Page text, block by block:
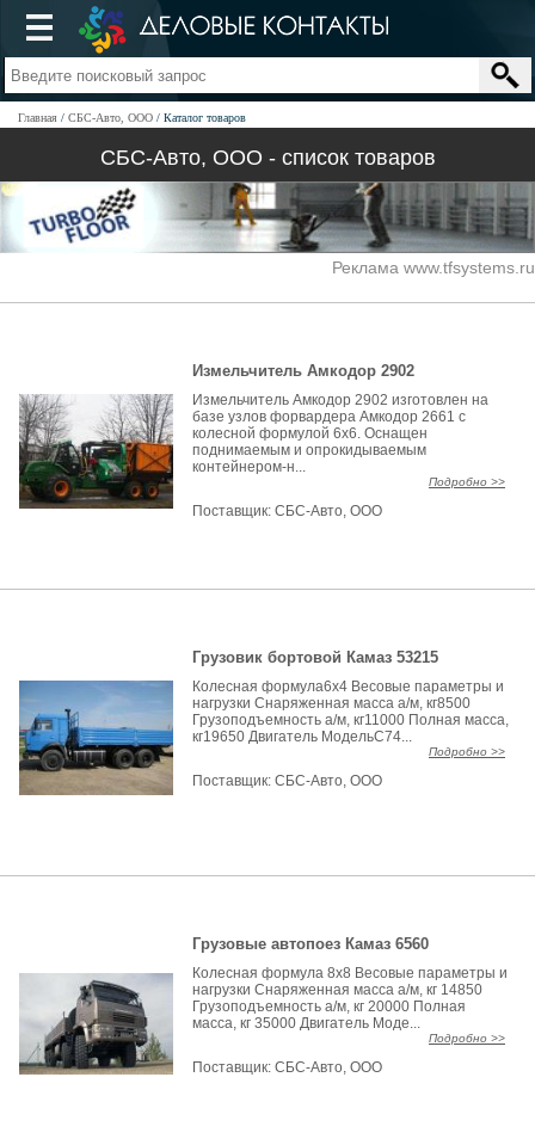
Главная СБС-Авто, ООО Каталог товаров
СБС-Авто, ООО - список товаров
Реклама www.tfsystems.ru
Измельчитель Амкодор 2902
Измельчитель Амкодор 2902 изготовлен на
базе узлов форвардера Амкодор 2661 с
колесной формулой 6х6. Оснащен
поднимаемым и опрокидываемым
контейнером-н...
Подробно >>
Поставщик:СБС-Авто, ООО
Грузовик бортовой Камаз 53215
Колесная формула6х4 Весовые параметры и
нагрузки Снаряженная масса а/м, кг8500
Грузоподъемность а/м, кг11000 Полная масса,
кг19650 Двигатель МодельC74...
Подробно >>
Поставщик:СБС-Авто, ООО
Грузовые автопоез Камаз 6560
Колесная формула 8х8 Весовые параметры и
нагрузки Снаряженная масса а/м, кг 14850
Грузоподъемность а/м, кг 20000 Полная
масса, кг 35000 Двигатель Моде...
Подробно >>
Поставщик:СБС-Авто, ООО